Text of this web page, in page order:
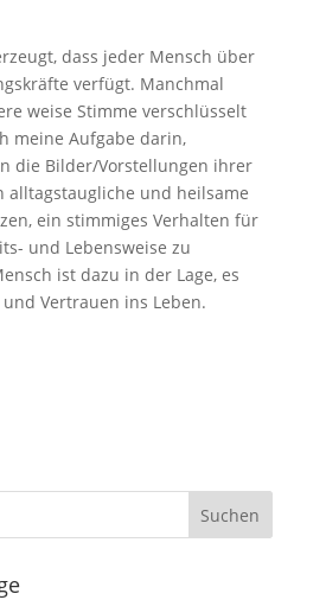
dass jeder Mensch über
verfügt. Manchmal
weise Stimme verschlüsselt
meine Aufgabe darin,
die Bilder/Vorstellungen ihrer
alltagstaugliche und heilsame
ein stimmiges Verhalten für
und Lebensweise zu
ist dazu in der Lage, es
Vertrauen ins Leben.